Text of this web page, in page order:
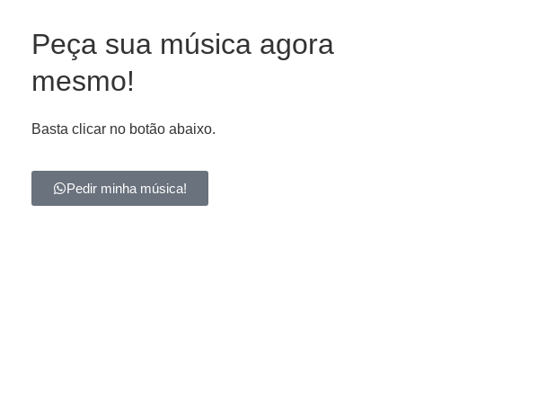
Peça sua música agora
mesmo!
Basta clicar no botão abaixo.
Pedir minha música!